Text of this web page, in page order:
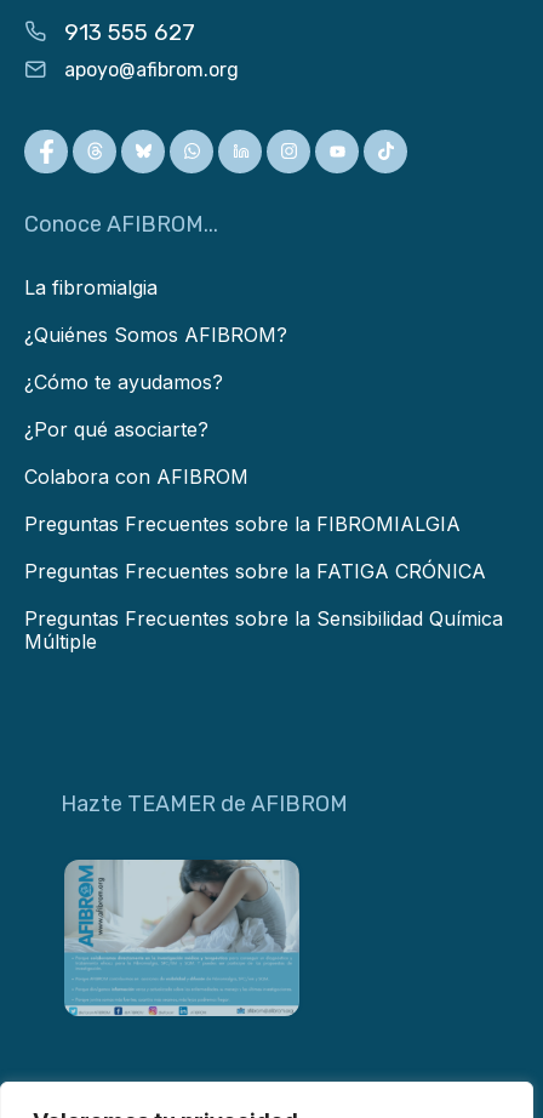
913 555 627
apoyo@afibrom.org
Conoce AFIBROM...
La fibromialgia
¿Quiénes Somos AFIBROM?
¿Cómo te ayudamos?
¿Por qué asociarte?
Colabora con AFIBROM
Preguntas Frecuentes sobre la FIBROMIALGIA
Preguntas Frecuentes sobre la FATIGA CRÓNICA
Preguntas Frecuentes sobre la Sensibilidad Química
Múltiple
Hazte TEAMER de AFIBROM